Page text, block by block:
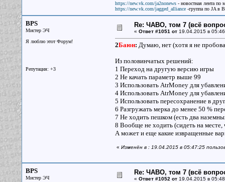
https://new.vk.com/ja2nonews- новостная лента по
https://new.vk.com/jagged_alliance-группа по JA в
BPS
Мистер ЭЧ
Я люблю этот Форум!
Репутация: +3
Re: ЧАВО, том 7 (всё
« Ответ #1051 от19.04.2015 в
2Баюн: Думаю, нет (хотя я не
Из половинчатых решений:
1 Переход на другую версию игры
2 Не качать параметр выше 99
3 Использовать AtrMoney для
4 Использовать AtrMoney для
5 Использовать пересохранение в
6 Разгружать мерка до менее 50 %
7 Не ходить пешком (есть два
8 Вообще не ходить (сидеть на
А может и еще какие извращенные
« Изменён в : 19.04.2015 в 05:47:25
BPS
Мистер ЭЧ
Re: ЧАВО, том 7 (всё
« Ответ #1052 от19.04.2015 в